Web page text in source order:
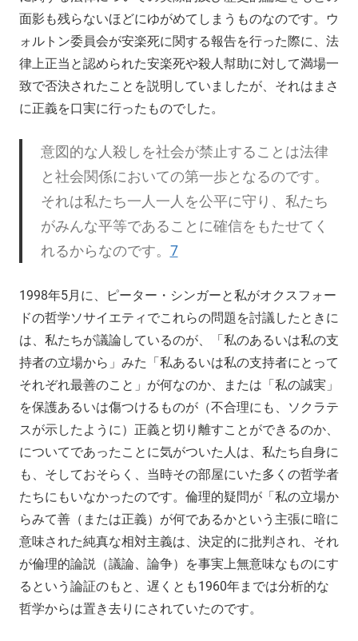
面影も残らないほどにゆがめてしまうものなのです。ウ
ォルトン委員会が安楽死に関する報告を行った際に、法
律上正当と認められた安楽死や殺人幇助に対して満場一
致で否決されたことを説明していましたが、それはまさ
に正義を口実に行ったものでした。
意図的な人殺しを社会が禁止することは法律
と社会関係においての第一歩となるのです。
それは私たち一人一人を公平に守り、私たち
がみんな平等であることに確信をもたせてく
れるからなのです。 7
1998年5月に、ピーター・シンガーと私がオクスフォー
ドの哲学ソサイエティでこれらの問題を討議したときに
は、私たちが議論しているのが、「私のあるいは私の支
持者の立場から」みた「私あるいは私の支持者にとって
それぞれ最善のこと」が何なのか、または「私の誠実」
を保護あるいは傷つけるものが（不合理にも、ソクラテ
スが示したように）正義と切り離すことができるのか、
についてであったことに気がついた人は、私たち自身に
も、そしておそらく、当時その部屋にいた多くの哲学者
たちにもいなかったのです。倫理的疑問が「私の立場か
らみて善（または正義）が何であるかという主張に暗に
意味された純真な相対主義は、決定的に批判され、それ
が倫理的論説（議論、論争）を事実上無意味なものにす
るという論証のもと、遅くとも1960年までは分析的な
哲学からは置き去りにされていたのです。